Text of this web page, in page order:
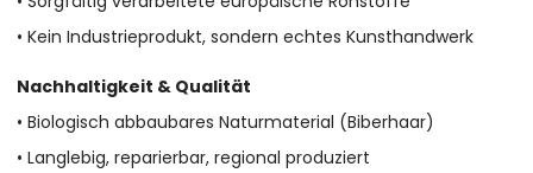
• Kein Industrieprodukt, sondern echtes Kunsthandwerk
Nachhaltigkeit & Qualität
• Biologisch abbaubares Naturmaterial (Biberhaar)
• Langlebig, reparierbar, regional produziert